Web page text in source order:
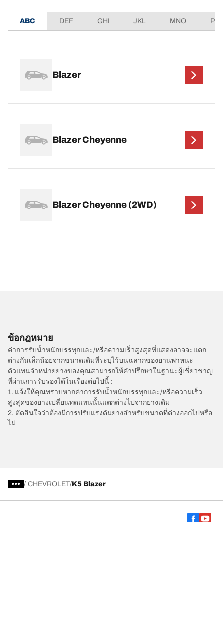
ABC DEF GHI JKL MNO
Blazer
Blazer Cheyenne
Blazer Cheyenne (2WD)
ข้อกฎหมาย
ค่าการรับน้ำหนักบรรทุกและ/หรือความเร็วสูงสุดที่แสดงอาจจะแตก
ต่างกันเล็กน้อยจากขนาดเดิมที่ระบุไว้บนฉลากของยานพาหนะ
ตัวแทนจำหน่ายยางของคุณสามารถให้คำปรึกษาในฐานะผู้เชี่ยวชาญ
ที่ผ่านการรับรองได้ในเรื่องต่อไปนี้ :
1. แจ้งให้คุณทราบหากค่าการรับน้ำหนักบรรทุกและ/หรือความเร็ว
สูงสุดของยางเปลี่ยนทดแทนนั้นแตกต่างไปจากยางเดิม
2. ตัดสินใจว่าต้องมีการปรับแรงดันยางสำหรับขนาดที่ต่างออกไปหรือ
ไม่
/ CHEVROLET K5 Blazer